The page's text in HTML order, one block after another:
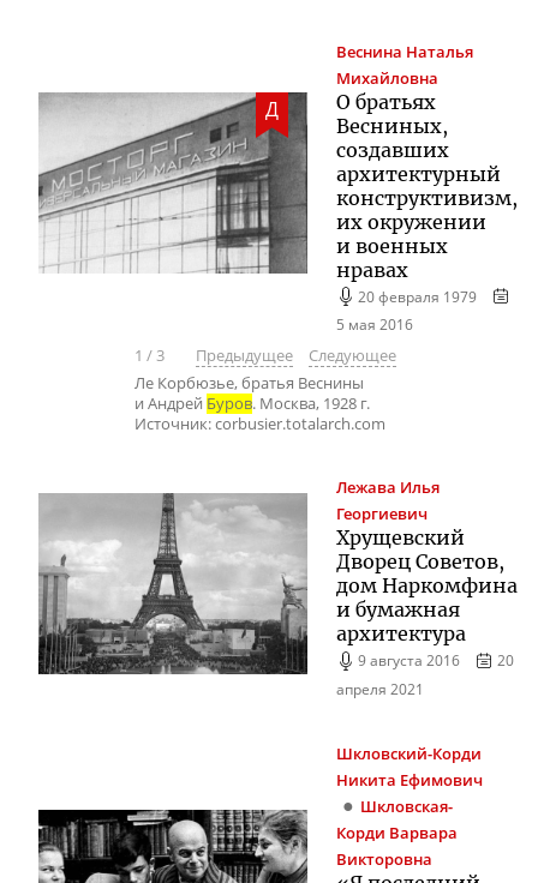
Д
Веснина Наталья
Михайловна
О братьях
Весниных,
создавших
архитектурный
конструктивизм,
их окружении
и военных
нравах
20 февраля 1979
5 мая 2016
1 /3 Предыдущее
Следующее
Ле Корбюзье, братья Веснины
и Андрей Буров. Москва, 1928 г.
Источник: corbusier.totalarch.com
Лежава Илья
Георгиевич
Хрущевский
Дворец Советов,
дом Наркомфина
и бумажная
архитектура
9 августа 2016
20
апреля 2021
Шкловский-Корди
Никита Ефимович
Шкловская-
Корди Варвара
Викторовна